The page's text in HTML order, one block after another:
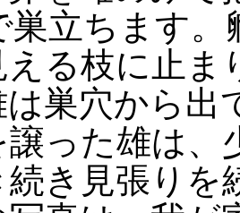
巣立ちます
える枝に止ま
巣穴から出
譲った雄は、
続き見張りを